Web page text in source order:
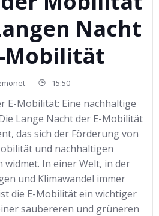
Nacht
Mobilität
- 15:50
E-Mobilität: Eine nachhaltige
Lange Nacht der E-Mobilität
das sich der Förderung von
und nachhaltigen
In einer Welt, in der
und Klimawandel immer
die E-Mobilität ein wichtiger
saubereren und grüneren